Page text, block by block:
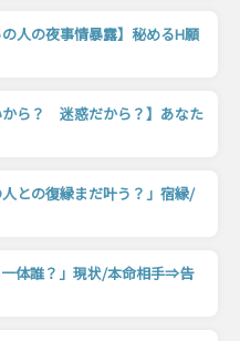
人の夜事情暴露】秘めるH願
ら？ 迷惑だから？】あなた
との復縁まだ叶う？」宿縁/
体誰？」現状/本命相手⇒告